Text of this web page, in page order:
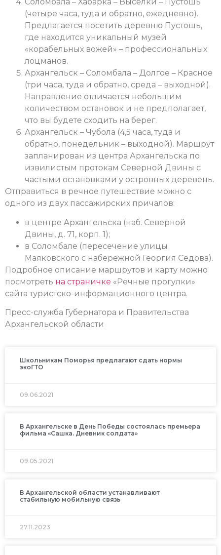
(четыре часа, туда и обратно, ежедневно).
Предлагается посетить деревню Пустошь,
где находится уникальный музей
«корабельных вожей» – профессиональных
лоцманов.
Архангельск – Соломбала – Долгое – Красное
(три часа, туда и обратно, среда – выходной).
Направление отличается небольшим
количеством остановок и не предполагает,
что вы будете сходить на берег.
Архангельск – Чубола (4,5 часа, туда и
обратно, понедельник – выходной). Маршрут
запланирован из центра Архангельска по
извилистым протокам Северной Двины с
частыми остановками у островных деревень.
Отправиться в речное путешествие можно с
одного из двух пассажирских причалов:
в центре Архангельска (наб. Северной
Двины, д. 71, корп. 1);
в Соломбале (пересечение улицы
Маяковского с набережной Георгия Седова).
Подробное описание маршрутов и карту можно
посмотреть на страничке «Речные прогулки»
сайта туристско-информационного центра.
Пресс-служба Губернатора и Правительства
Архангельской области
Школьникам Поморья предлагают сдать нормы
экоГТО
09.06.2021
В Архангельске в День Победы состоялась премьера
фильма «Сашка. Дневник солдата»
09.05.2021
В Архангельской области устанавливают
стабильную мобильную связь
27.11.2023